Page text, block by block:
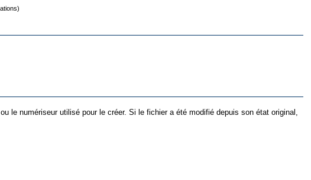
le numériseur utilisé pour le créer. Si le fichier a été modifié depuis son état original,